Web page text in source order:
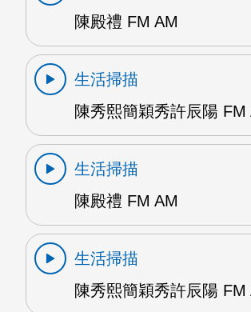
陳殿禮 FM AM
生活掃描
陳秀熙簡穎秀許辰陽
生活掃描
陳殿禮 FM AM
生活掃描
陳秀熙簡穎秀許辰陽 FM